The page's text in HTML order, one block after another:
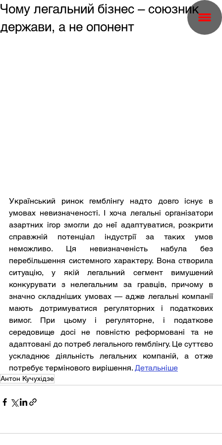
Чому легальний бізнес – союзник
держави, а не опонент
Український ринок гемблінгу надто довго існує в
умовах невизначеності. І хоча легальні організатори
азартних ігор змогли до неї адаптуватися, розкрити
справжній потенціал індустрії за таких умов
неможливо. Ця невизначеність набула без
перебільшення системного характеру. Вона створила
ситуацію, у якій легальний сегмент вимушений
конкурувати з нелегальним за гравців, причому в
значно складніших умовах — адже легальні компанії
мають дотримуватися регуляторних і податкових
вимог. При цьому і регуляторне, і податкове
середовище досі не повністю реформовані та не
адаптовані до потреб легального гемблінгу. Це суттєво
ускладнює діяльність легальних компаній, а отже
потребує термінового вирішення. Детальніше
Антон Кучухідзе